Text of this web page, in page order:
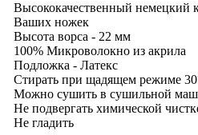
Высококачественный немецкий
Ваших ножек
Высота ворса - 22 мм
100% Микроволокно из акрила
Подложка - Латекс
Стирать при щадящем режиме
Можно сушить в сушильной
Не подвергать химической
Не гладить